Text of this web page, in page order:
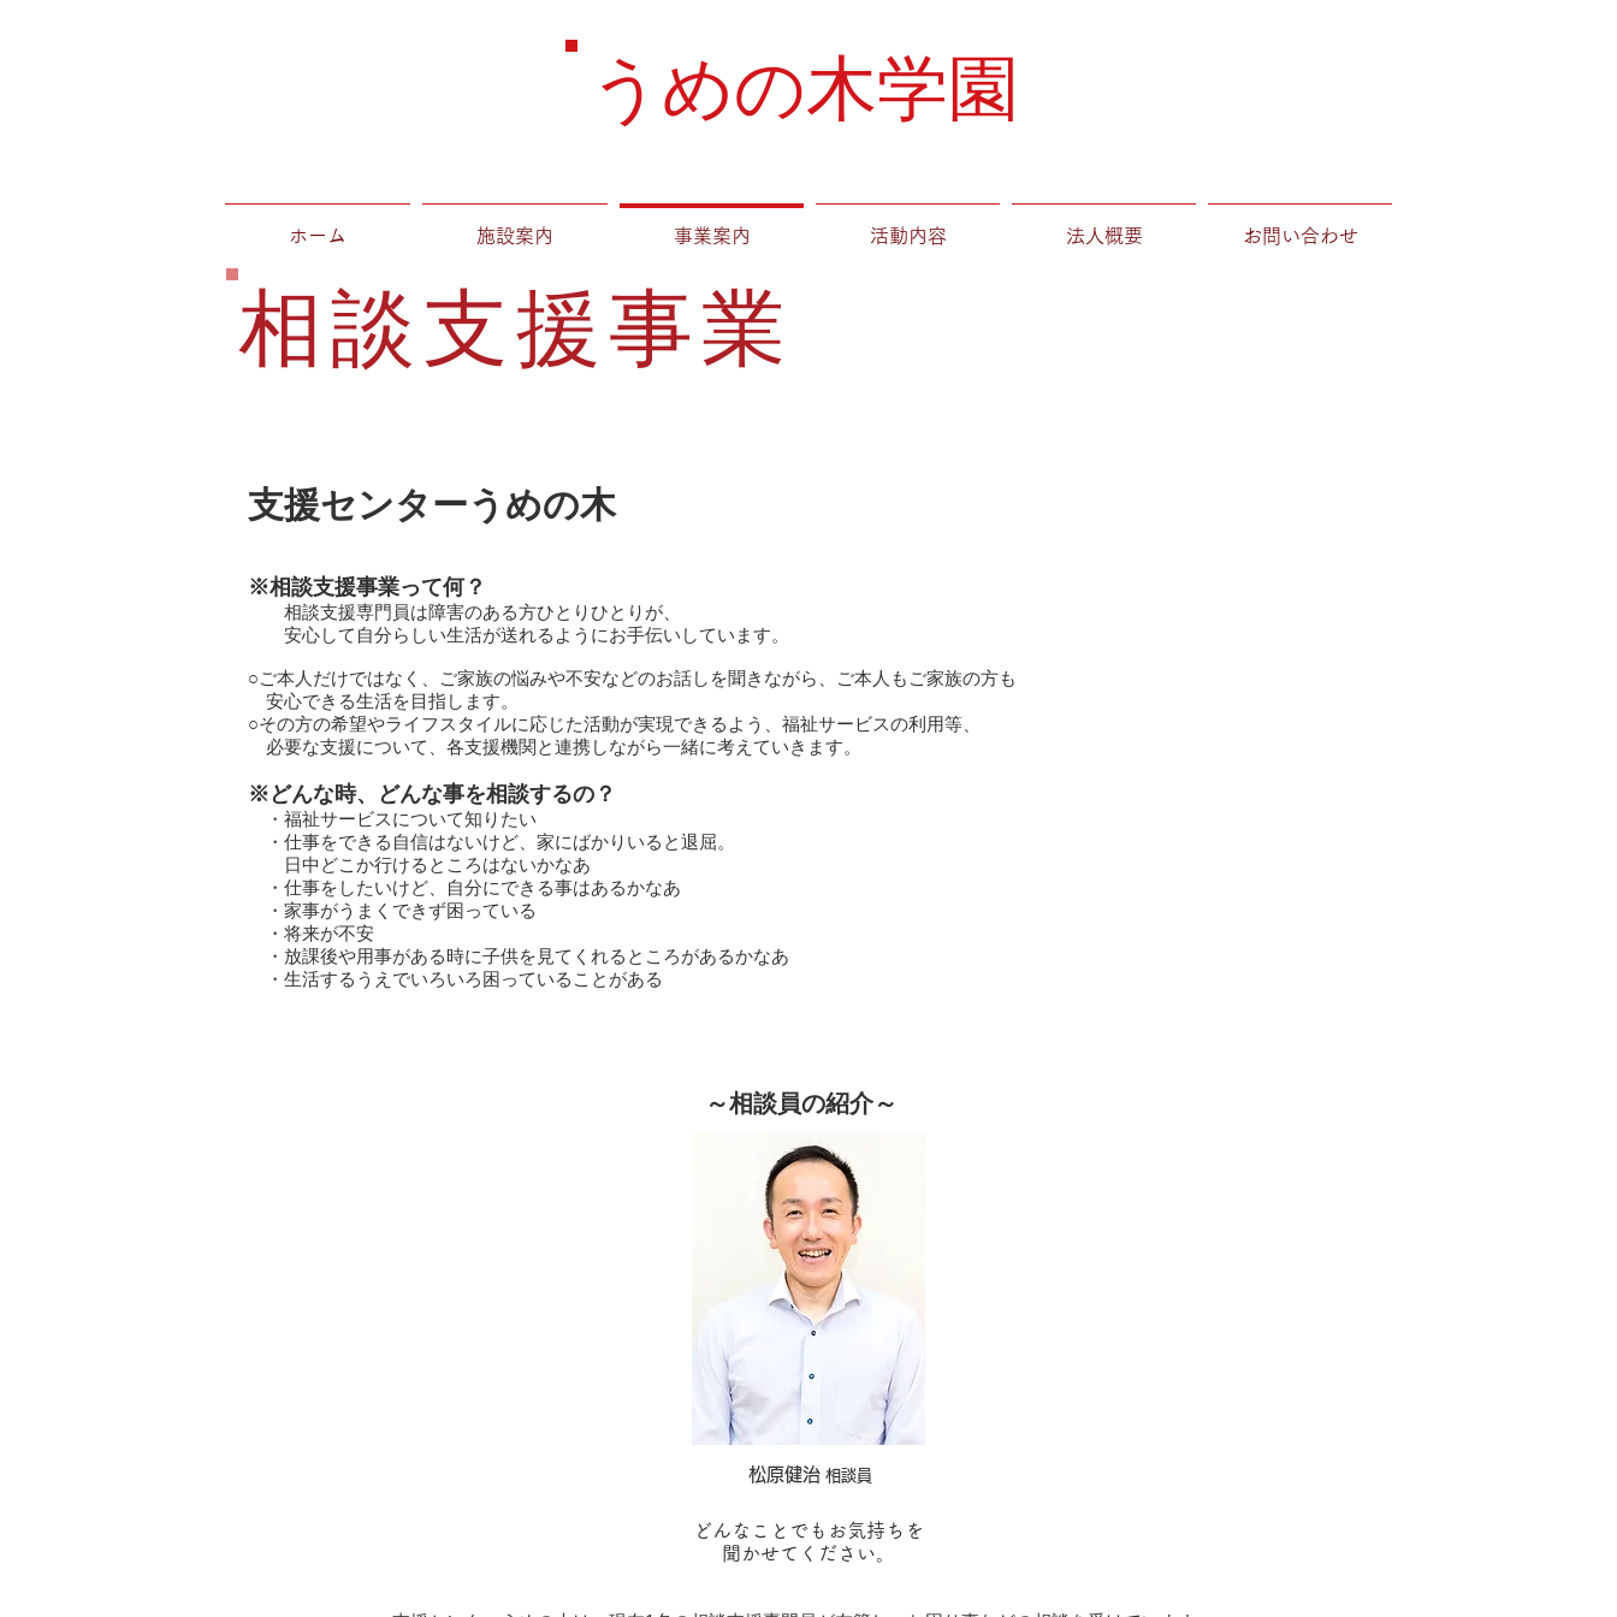
うめの木学園
ホーム 施設案内 事業案内 活動内容 法人概要 お問い合わせ
相談支援事業
支援センターうめの木
※相談支援事業って何？
相談支援専門員は障害のある方ひとりひとりが、
安心して自分らしい生活が送れるようにお手伝いしています。
○ご本人だけではなく、ご家族の悩みや不安などのお話しを聞きながら、ご本人もご家族の方も
安心できる生活を目指します。
○その方の希望やライフスタイルに応じた活動が実現できるよう、福祉サービスの利用等、
​ 必要な支援について、各支援機関と連携しながら一緒に考えていきます。
※どんな時、どんな事を相談するの？
・福祉サービスについて知りたい
・仕事をできる自信はないけど、家にばかりいると退屈。
日中どこか行けるところはないかなあ
・仕事をしたいけど、自分にできる事はあるかなあ
・家事がうまくできず困っている
・将来が不安
・放課後や用事がある時に子供を見てくれるところがあるかなあ
・生活するうえでいろいろ困っていることがある
～相談員の紹介～
​松原健治 相談員
どんなことでも お気持ちを
聞かせてください。